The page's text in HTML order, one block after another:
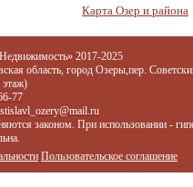
Карта Озер и района
2017-2025
область, город Озеры,пер.
77
законом. При использовании -
Пользовательское соглашение